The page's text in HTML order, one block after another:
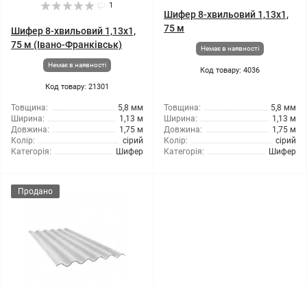
1
Шифер 8-хвильовий 1,13x1,
75 м (Івано-Франківськ)
Немає в наявності
Код товару: 21301
Товщина:
5,8 мм
Ширина:
1,13 м
Довжина:
1,75 м
Колір:
сірий
Категорія:
Шифер
Шифер 8-хвильовий 1,13x1,
75 м
Немає в наявності
Код товару: 4036
Товщина:
5,8 мм
Ширина:
1,13 м
Довжина:
1,75 м
Колір:
сірий
Категорія:
Шифер
Продано